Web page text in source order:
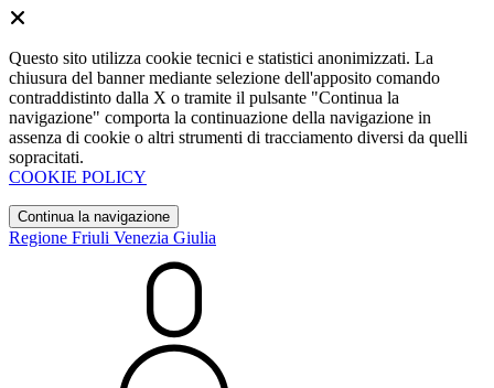
Questo sito utilizza cookie tecnici e statistici anonimizzati. La
chiusura del banner mediante selezione dell'apposito comando
contraddistinto dalla X o tramite il pulsante "Continua la
navigazione" comporta la continuazione della navigazione in
assenza di cookie o altri strumenti di tracciamento diversi da quelli
sopracitati.
COOKIE POLICY
Continua la navigazione
Regione Friuli Venezia Giulia